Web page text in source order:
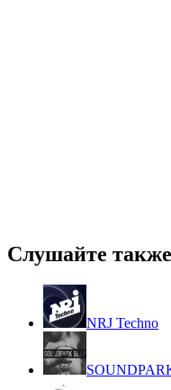
Слушайте также
NRJ Techno